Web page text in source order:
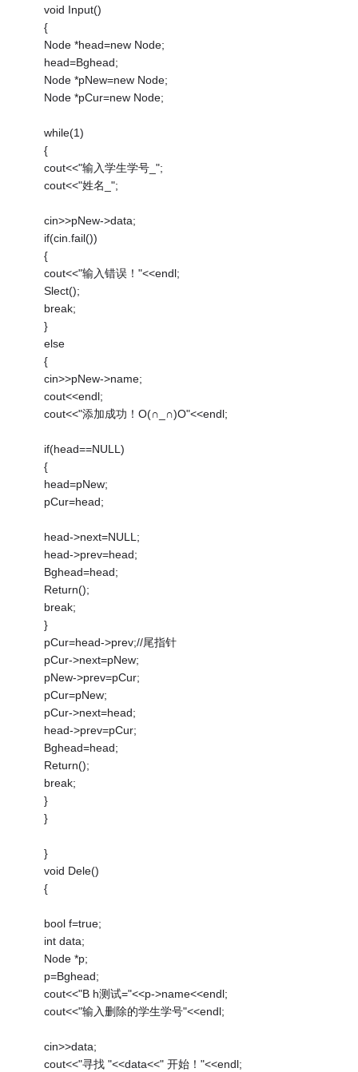
void Input()
{
Node *head=new Node;
head=Bghead;
Node *pNew=new Node;
Node *pCur=new Node;
while(1)
{
cout<<"输入学生学号_";
cout<<"姓名_";
cin>>pNew->data;
if(cin.fail())
{
cout<<"输入错误！"<<endl;
Slect();
break;
}
else
{
cin>>pNew->name;
cout<<endl;
cout<<"添加成功！O(∩_∩)O"<<endl;
if(head==NULL)
{
head=pNew;
pCur=head;
head->next=NULL;
head->prev=head;
Bghead=head;
Return();
break;
}
pCur=head->prev;//尾指针
pCur->next=pNew;
pNew->prev=pCur;
pCur=pNew;
pCur->next=head;
head->prev=pCur;
Bghead=head;
Return();
break;
}
}
}
void Dele()
{
bool f=true;
int data;
Node *p;
p=Bghead;
cout<<"B h测试="<<p->name<<endl;
cout<<"输入删除的学生学号"<<endl;
cin>>data;
cout<<"寻找 "<<data<<" 开始！"<<endl;